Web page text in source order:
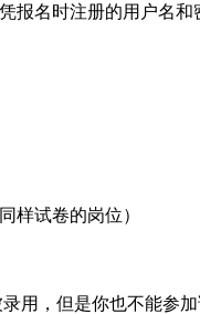
名时注册的用户名和
试卷的岗位）
，但是你也不能参加